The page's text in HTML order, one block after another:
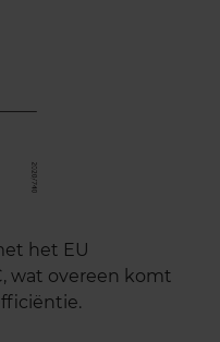
het EU
wat overeen komt